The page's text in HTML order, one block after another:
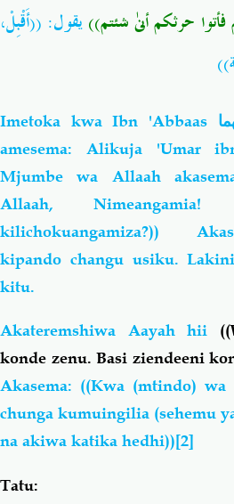
حرثكم أنىٰ شئتم))يقول: ((أَقْبِلْ،
Imetoka kwa Ibn 'Abbaas
amesema: Alikuja 'Umar
Mjumbe wa Allaah
Allaah,
kilichokuangamiza?))
kipando changu usiku.
kitu.
Akateremshiwa Aayah hii
konde zenu. Basi ziendeeni
Akasema: ((Kwa (mtindo)
chunga kumuingilia (sehemu
na akiwa katika hedhi))[2]
Tatu: